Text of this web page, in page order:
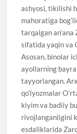
ashyosi, tikilishi
mahoratiga
tarqalgan
sifatida yaqin va
Asosan, binolar
ayollarning
tayyorlangan.
qo’lyozmalar
kiyim va badiiy
rivojlanganligini
esdaliklarida